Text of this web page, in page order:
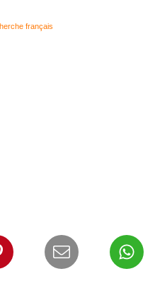
français